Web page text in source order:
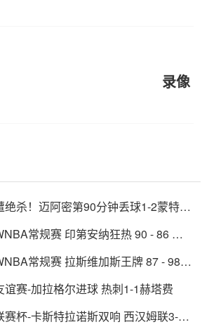
录像
杀！迈阿密第90分钟丢球1-2蒙特雷
常规赛 印第安纳狂热 90 - 86 芝
常规赛 拉斯维加斯王牌 87 - 98
赛-加拉格尔进球 热刺1-1赫塔费
杯-卡斯特拉诺斯双响 西汉姆联3-1